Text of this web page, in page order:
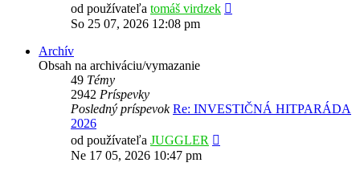
od používateľa tomáš virdzek
So 25 07, 2026 12:08 pm
Archív
Obsah na archiváciu/vymazanie
49 Témy
2942 Príspevky
Posledný príspevok Re: INVESTIČNÁ HITPARÁDA
2026
od používateľa JUGGLER
Ne 17 05, 2026 10:47 pm